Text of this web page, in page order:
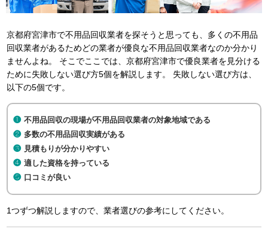
京都府宮津市で不用品回収業者を探そうと思っても、多くの不用品
回収業者があるためどの業者が優良な不用品回収業者なのか分かり
ませんよね。 そこでここでは、京都府宮津市で優良業者を見分ける
ために失敗しない選び方5個を解説します。 失敗しない選び方は、
以下の5個です。
不用品回収の現場が不用品回収業者の対象地域である
多数の不用品回収実績がある
見積もりが分かりやすい
適した資格を持っている
口コミが良い
1つずつ解説しますので、業者選びの参考にしてください。